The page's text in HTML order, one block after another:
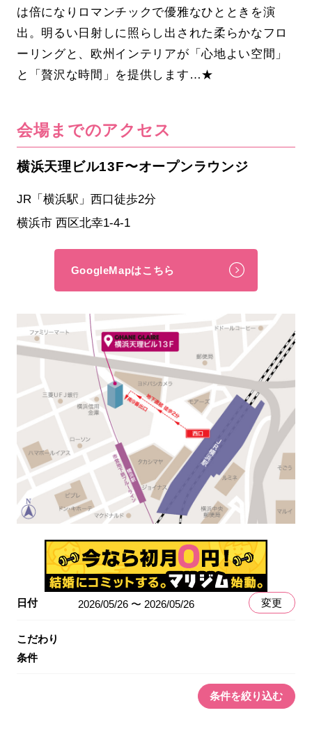
は倍になりロマンチックで優雅なひとときを演
出。明るい日射しに照らし出された柔らかなフロ
ーリングと、欧州インテリアが「心地よい空間」
と「贅沢な時間」を提供します…★
会場までのアクセス
横浜天理ビル13F〜オープンラウンジ
JR「横浜駅」西口徒歩2分
横浜市 西区北幸1-4-1
GoogleMapはこちら
日付 2026/05/26 〜 2026/05/26 変更
こだわり
条件
条件を絞り込む